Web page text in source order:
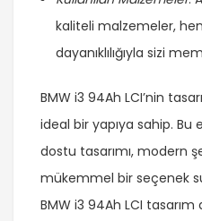
kaliteli malzemeler,
dayanıklılığıyla sizi
BMW i3 94Ah LCI’nin
ideal bir yapıya sahip. Bu
dostu tasarımı, modern
mükemmel bir seçenek
BMW i3 94Ah LCI tasarım